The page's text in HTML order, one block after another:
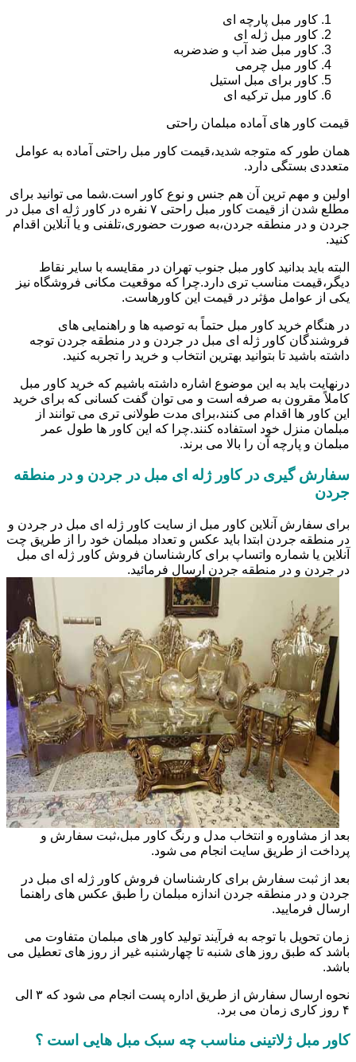
کاور مبل پارچه ای
کاور مبل ژله ای
کاور مبل ضد آب و ضدضربه
کاور مبل چرمی
کاور برای مبل استیل
کاور مبل ترکیه ای
قیمت کاور های آماده مبلمان راحتی
همان طور که متوجه شدید،قیمت کاور مبل راحتی آماده به عوامل
متعددی بستگی دارد.
اولین و مهم ترین آن هم جنس و نوع کاور است.شما می توانید برای
مطلع شدن از قیمت کاور مبل راحتی ۷ نفره در کاور ژله ای مبل در
جردن و در منطقه جردن،به صورت حضوری،تلفنی و یا آنلاین اقدام
کنید.
البته باید بدانید کاور مبل جنوب تهران در مقایسه با سایر نقاط
دیگر،قیمت مناسب تری دارد.چرا که موقعیت مکانی فروشگاه نیز
یکی از عوامل مؤثر در قیمت این کاورهاست.
در هنگام خرید کاور مبل حتماً به توصیه ها و راهنمایی های
فروشندگان کاور ژله ای مبل در جردن و در منطقه جردن توجه
داشته باشید تا بتوانید بهترین انتخاب و خرید را تجربه کنید.
درنهایت باید به این موضوع اشاره داشته باشیم که خرید کاور مبل
کاملاً مقرون به صرفه است و می توان گفت کسانی که برای خرید
این کاور ها اقدام می کنند،برای مدت طولانی تری می توانند از
مبلمان منزل خود استفاده کنند.چرا که این کاور ها طول عمر
مبلمان و پارچه آن را بالا می برند.
سفارش گیری در کاور ژله ای مبل در جردن و در منطقه
جردن
برای سفارش آنلاین کاور مبل از سایت کاور ژله ای مبل در جردن و
در منطقه جردن ابتدا باید عکس و تعداد مبلمان خود را از طریق چت
آنلاین یا شماره واتساپ برای کارشناسان فروش کاور ژله ای مبل
در جردن و در منطقه جردن ارسال فرمائید.
بعد از مشاوره و انتخاب مدل و رنگ کاور مبل،ثبت سفارش و
پرداخت از طریق سایت انجام می شود.
بعد از ثبت سفارش برای کارشناسان فروش کاور ژله ای مبل در
جردن و در منطقه جردن اندازه مبلمان را طبق عکس های راهنما
ارسال فرمایید.
زمان تحویل با توجه به فرآیند تولید کاور های مبلمان متفاوت می
باشد که طبق روز های شنبه تا چهارشنبه غیر از روز های تعطیل می
باشد.
نحوه ارسال سفارش از طریق اداره پست انجام می شود که ۳ الی
۴ روز کاری زمان می برد.
کاور مبل ژلاتینی مناسب چه سبک مبل هایی است ؟